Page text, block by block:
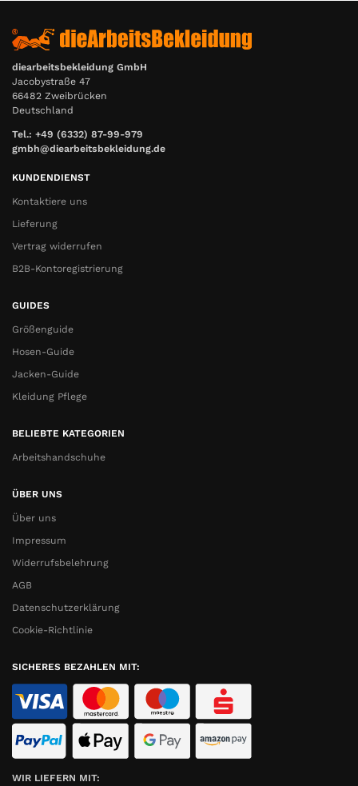
diearbeitsbekleidung GmbH
Jacobystraße 47
66482 Zweibrücken
Deutschland
Tel.: +49 (6332) 87-99-979
gmbh@diearbeitsbekleidung.de
KUNDENDIENST
Kontaktiere uns
Lieferung
Vertrag widerrufen
B2B-Kontoregistrierung
GUIDES
Größenguide
Hosen-Guide
Jacken-Guide
Kleidung Pflege
BELIEBTE KATEGORIEN
Arbeitshandschuhe
ÜBER UNS
Über uns
Impressum
Widerrufsbelehrung
AGB
Datenschutzerklärung
Cookie-Richtlinie
SICHERES BEZAHLEN MIT:
WIR LIEFERN MIT: